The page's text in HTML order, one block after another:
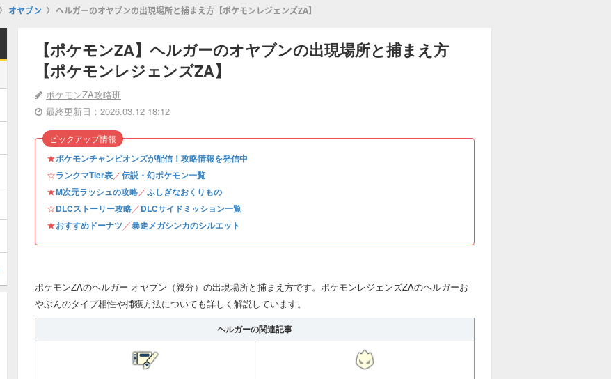
オヤブン ヘルガーのオヤブンの出現場所と捕まえ方【ポケモンレジェンズZA】
【ポケモンZA】ヘルガーのオヤブンの出現場所と捕まえ方
【ポケモンレジェンズZA】
ポケモンZA攻略班
最終更新日：2026.03.12 18:12
★ポケモンチャンピオンズが配信！攻略情報を発信中
☆ランクマTier表／伝説・幻ポケモン一覧
★M次元ラッシュの攻略／ふしぎなおくりもの
☆DLCストーリー攻略／DLCサイドミッション一覧
★おすすめドーナツ／暴走メガシンカのシルエット
ピックアップ情報
ポケモンZAのヘルガー オヤブン（親分）の出現場所と捕まえ方です。ポケモンレジェンズZAのヘルガーお
やぶんのタイプ相性や捕獲方法についても詳しく解説しています。
ヘルガーの関連記事